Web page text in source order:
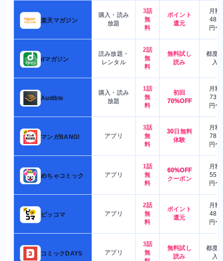
楽天マガジン
購入・読み
放題
3話
無
料
ポイント
還元
月額
480
円〜
dマガジン
読み放題・
レンタル
2話
無
料
無料試し
読み
都度
入
Audible
購入・読み
放題
1話
無
料
初回
70%OFF
月額
730
円〜
マンガBANG! アプリ
3話
無
料
30日無料
体験
月額
780
円〜
めちゃコミック アプリ
1話
無
料
60%OFF
クーポン
月額
550
円〜
ピッコマ アプリ
2話
無
料
ポイント
還元
月額
480
円〜
コミックDAYS アプリ
3話
無
無料試し
読み
都度
入